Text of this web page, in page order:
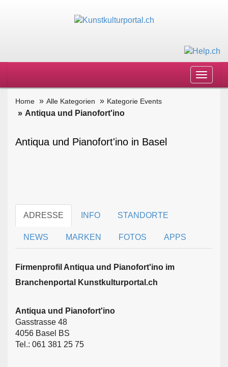
Toggle
Home Alle Kategorien Kategorie Events
Antiqua und Pianofort'ino
Antiqua und Pianofort'ino in Basel
ADRESSE INFO STANDORTE
NEWS MARKEN FOTOS APPS
Firmen­profil Antiqua und Pianofort'ino im
Branchen­portal Kunstkulturportal.ch
Antiqua und Pianofort'ino
Gasstrasse 48
4056 Basel BS
Tel.: 061 381 25 75